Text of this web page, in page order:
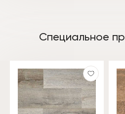
Специальное